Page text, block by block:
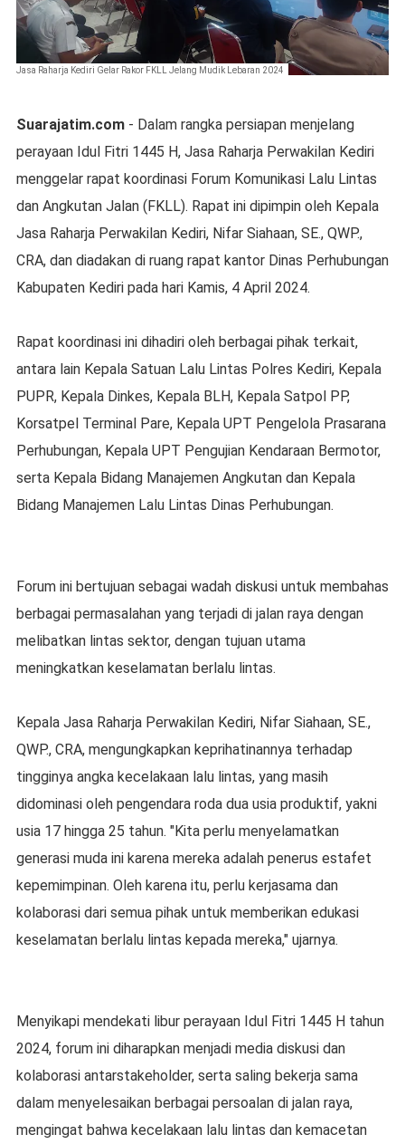
Jasa Raharja Kediri Gelar Rakor FKLL Jelang Mudik Lebaran 2024
Suarajatim.com- Dalam rangka persiapan menjelang
perayaan Idul Fitri 1445 H, Jasa Raharja Perwakilan Kediri
menggelar rapat koordinasi Forum Komunikasi Lalu Lintas
dan Angkutan Jalan (FKLL). Rapat ini dipimpin oleh Kepala
Jasa Raharja Perwakilan Kediri, Nifar Siahaan, SE., QWP.,
CRA, dan diadakan di ruang rapat kantor Dinas Perhubungan
Kabupaten Kediri pada hari Kamis, 4 April 2024.
Rapat koordinasi ini dihadiri oleh berbagai pihak terkait,
antara lain Kepala Satuan Lalu Lintas Polres Kediri, Kepala
PUPR, Kepala Dinkes, Kepala BLH, Kepala Satpol PP,
Korsatpel Terminal Pare, Kepala UPT Pengelola Prasarana
Perhubungan, Kepala UPT Pengujian Kendaraan Bermotor,
serta Kepala Bidang Manajemen Angkutan dan Kepala
Bidang Manajemen Lalu Lintas Dinas Perhubungan.
Forum ini bertujuan sebagai wadah diskusi untuk membahas
berbagai permasalahan yang terjadi di jalan raya dengan
melibatkan lintas sektor, dengan tujuan utama
meningkatkan keselamatan berlalu lintas.
Kepala Jasa Raharja Perwakilan Kediri, Nifar Siahaan, SE.,
QWP., CRA, mengungkapkan keprihatinannya terhadap
tingginya angka kecelakaan lalu lintas, yang masih
didominasi oleh pengendara roda dua usia produktif, yakni
usia 17 hingga 25 tahun. "Kita perlu menyelamatkan
generasi muda ini karena mereka adalah penerus estafet
kepemimpinan. Oleh karena itu, perlu kerjasama dan
kolaborasi dari semua pihak untuk memberikan edukasi
keselamatan berlalu lintas kepada mereka," ujarnya.
Menyikapi mendekati libur perayaan Idul Fitri 1445 H tahun
2024, forum ini diharapkan menjadi media diskusi dan
kolaborasi antarstakeholder, serta saling bekerja sama
dalam menyelesaikan berbagai persoalan di jalan raya,
mengingat bahwa kecelakaan lalu lintas dan kemacetan